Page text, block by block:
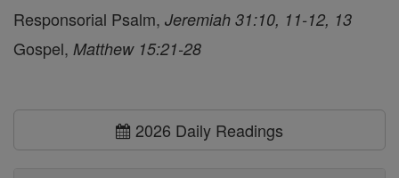
Responsorial Psalm, Jeremiah 31:10, 11-12, 13
Gospel, Matthew 15:21-28
2026 Daily Readings